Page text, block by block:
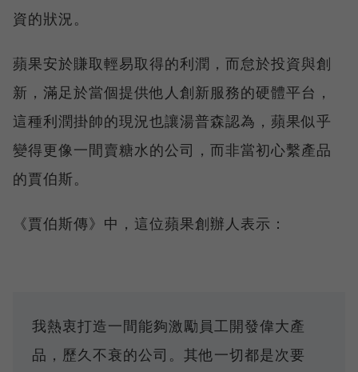
資的狀況。
蘋果安於賺取輕易取得的利潤，而怠於投資與創
新，滿足於當個提供他人創新服務的硬體平台，
這種利潤掛帥的現況也讓湯普森認為，蘋果似乎
變得更像一間賣糖水的公司，而非當初心繫產品
的賈伯斯。
《賈伯斯傳》中，這位蘋果創辦人表示：
我熱衷打造一間能夠激勵員工開發偉大產
品，歷久不衰的公司。其他一切都是次要